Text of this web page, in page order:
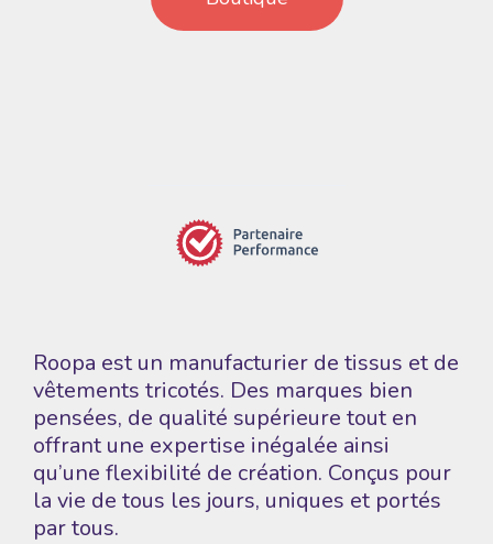
Roopa est un manufacturier de tissus et de
vêtements tricotés. Des marques bien
pensées, de qualité supérieure tout en
offrant une expertise inégalée ainsi
qu’une flexibilité de création. Conçus pour
la vie de tous les jours, uniques et portés
par tous.